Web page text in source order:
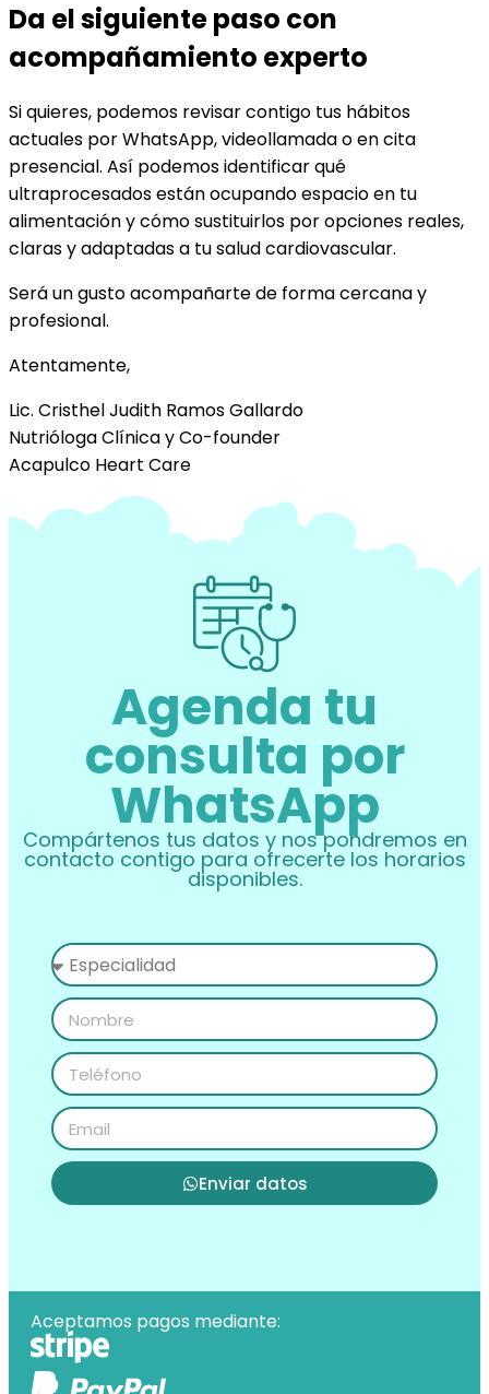
Da el siguiente paso con
acompañamiento experto
Si quieres, podemos revisar contigo tus hábitos
actuales por WhatsApp, videollamada o en cita
presencial. Así podemos identificar qué
ultraprocesados están ocupando espacio en tu
alimentación y cómo sustituirlos por opciones reales,
claras y adaptadas a tu salud cardiovascular.
Será un gusto acompañarte de forma cercana y
profesional.
Atentamente,
Lic. Cristhel Judith Ramos Gallardo
Nutrióloga Clínica y Co-founder
Acapulco Heart Care
Agenda tu
consulta por
WhatsApp
Compártenos tus datos y nos pondremos en
contacto contigo para ofrecerte los horarios
disponibles.
Enviar datos
Aceptamos pagos mediante: